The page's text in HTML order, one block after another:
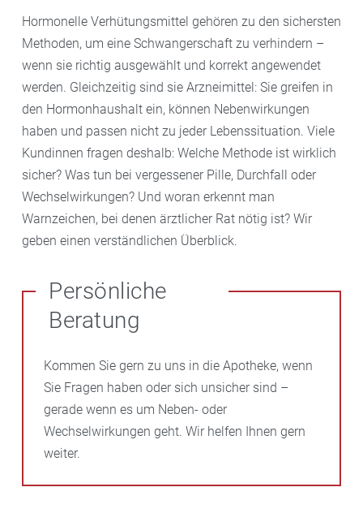
Hormonelle Verhütungsmittel gehören zu den sichersten
Methoden, um eine Schwangerschaft zu verhindern –
wenn sie richtig ausgewählt und korrekt angewendet
werden. Gleichzeitig sind sie Arzneimittel: Sie greifen in
den Hormonhaushalt ein, können Nebenwirkungen
haben und passen nicht zu jeder Lebenssituation. Viele
Kundinnen fragen deshalb: Welche Methode ist wirklich
sicher? Was tun bei vergessener Pille, Durchfall oder
Wechselwirkungen? Und woran erkennt man
Warnzeichen, bei denen ärztlicher Rat nötig ist? Wir
geben einen verständlichen Überblick.
Persönliche
Beratung
Kommen Sie gern zu uns in die Apotheke, wenn
Sie Fragen haben oder sich unsicher sind –
gerade wenn es um Neben- oder
Wechselwirkungen geht. Wir helfen Ihnen gern
weiter.